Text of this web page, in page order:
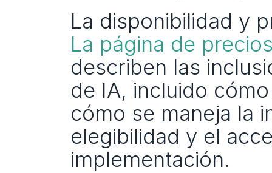
La página de
describen las
de IA, incluido
cómo se maneja la
elegibilidad y el
implementación.